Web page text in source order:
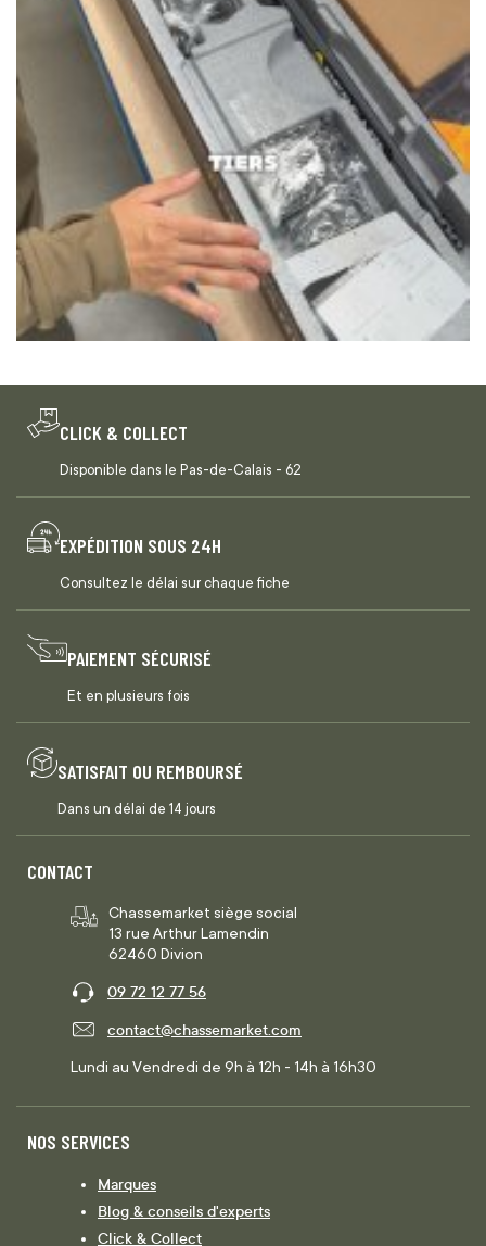
CLICK & COLLECT
Disponible dans le Pas-de-Calais - 62
EXPÉDITION SOUS 24H
Consultez le délai sur chaque fiche
PAIEMENT SÉCURISÉ
Et en plusieurs fois
SATISFAIT OU REMBOURSÉ
Dans un délai de 14 jours
CONTACT
Chassemarket siège social
13 rue Arthur Lamendin
62460 Divion
09 72 12 77 56
contact@chassemarket.com
Lundi au Vendredi de 9h à 12h - 14h à 16h30
NOS SERVICES
Marques
Blog & conseils d'experts
Click & Collect